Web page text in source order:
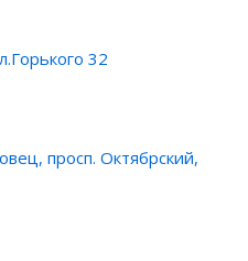
32
просп. Октябрский,